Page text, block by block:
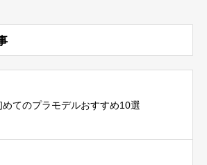
めてのプラモデルおすすめ10選